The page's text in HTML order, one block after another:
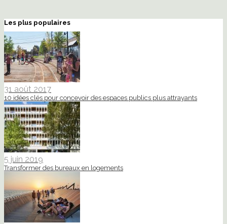
Les plus populaires
31 août 2017
10 idées clés pour concevoir des espaces publics plus attrayants
5 juin 2019
Transformer des bureaux en logements